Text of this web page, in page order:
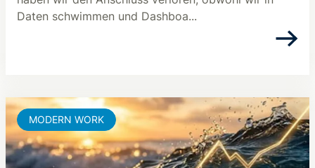
Daten schwimmen und Dashboa...
MODERN WORK